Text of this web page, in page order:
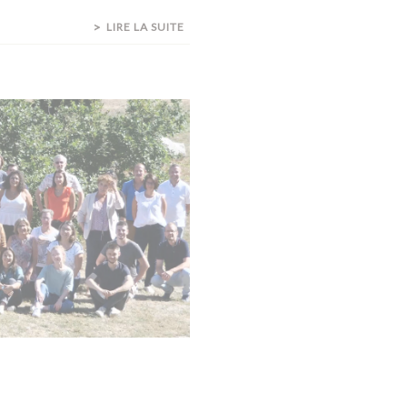
LIRE LA SUITE